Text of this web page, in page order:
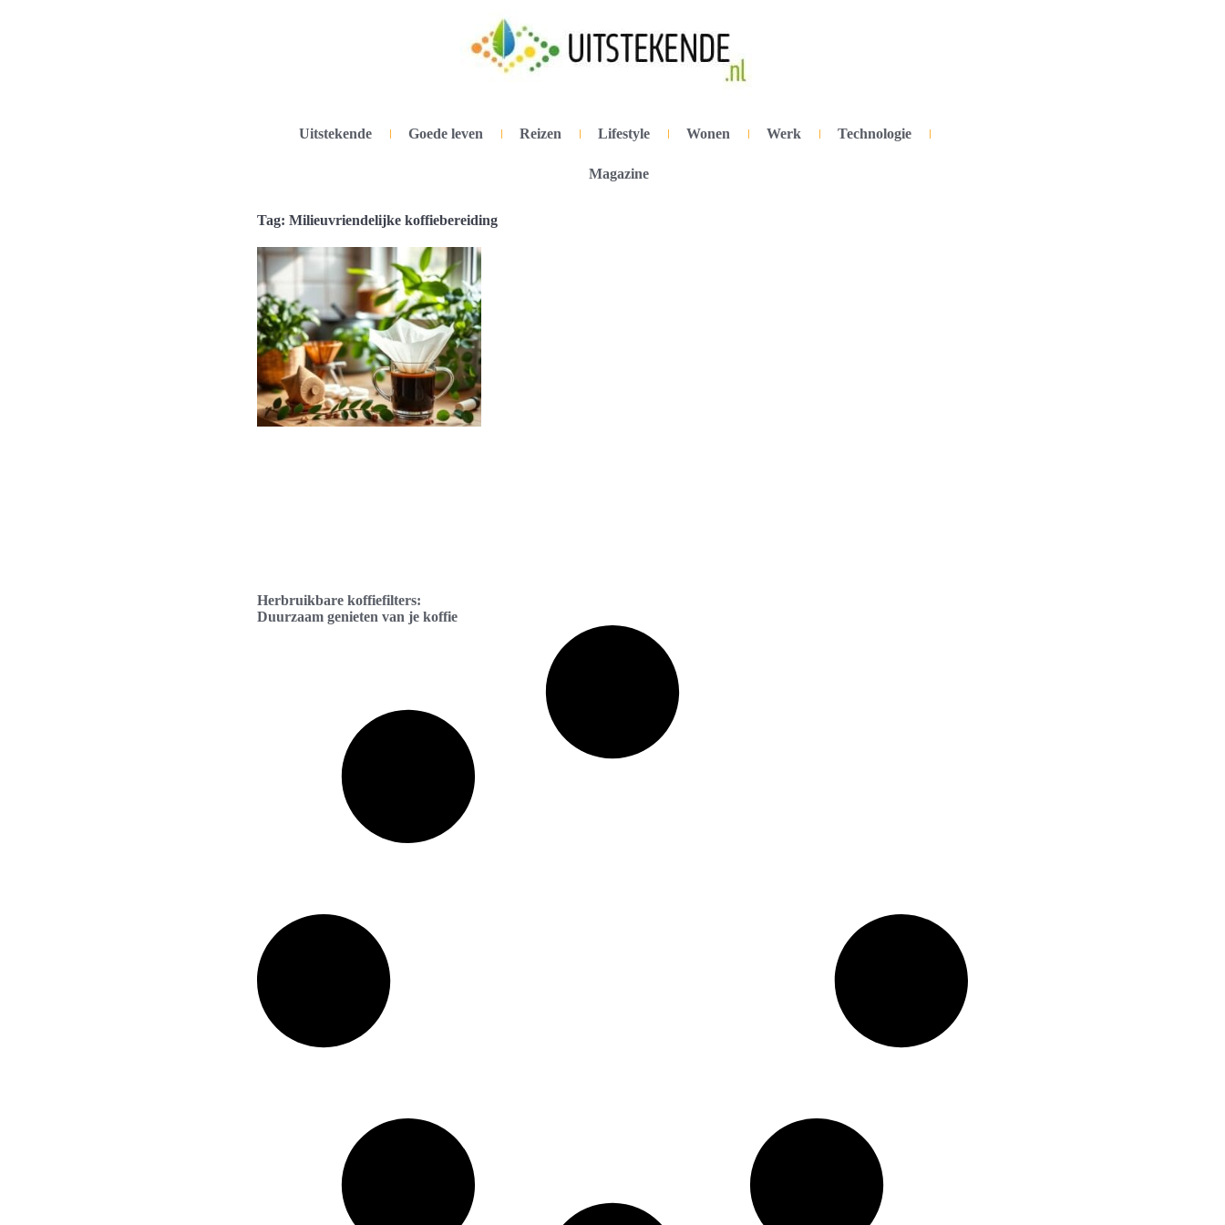
Uitstekende Goede leven Reizen Lifestyle Wonen Werk Technologie
Magazine
Tag: Milieuvriendelijke koffiebereiding
Herbruikbare koffiefilters:
Duurzaam genieten van je koffie